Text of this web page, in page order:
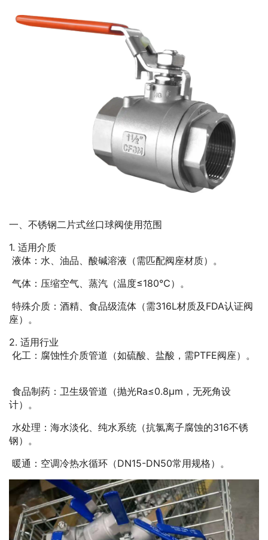
一、不锈钢二片式丝口球阀使用范围
1. 适用介质
液体：水、油品、酸碱溶液（需匹配阀座材质）。
气体：压缩空气、蒸汽（温度≤180℃）。
特殊介质：酒精、食品级流体（需316L材质及FDA认证阀
座）。
2. 适用行业
化工：腐蚀性介质管道（如硫酸、盐酸，需PTFE阀座）。
食品制药：卫生级管道（抛光Ra≤0.8μm，无死角设
计）。
水处理：海水淡化、纯水系统（抗氯离子腐蚀的316不锈
钢）。
暖通：空调冷热水循环（DN15-DN50常用规格）。